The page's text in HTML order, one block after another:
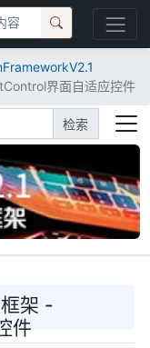
界面自适应控件
检索
架 -
件